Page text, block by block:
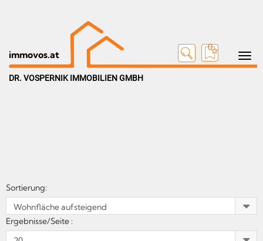
Toggle
immovos.at
0
DR. VOSPERNIK IMMOBILIEN GMBH
Sortierung:
Ergebnisse/Seite :